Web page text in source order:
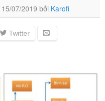
15/07/2019 bởi Karofi